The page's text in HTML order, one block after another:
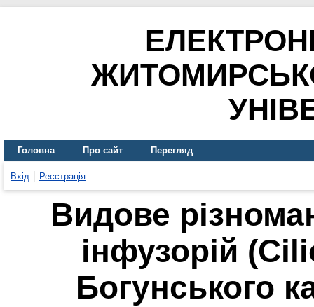
Головна Про сайт Перегляд
Вхід Реєстрація
Видове
інфузорій
Богунського